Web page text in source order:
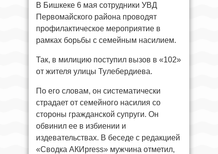
В Бишкеке 6 мая сотрудники УВД
Первомайского района проводят
профилактическое мероприятие в
рамках борьбы с семейным насилием.
Так, в милицию поступил вызов в «102»
от жителя улицы Тулебердиева.
По его словам, он систематически
страдает от семейного насилия со
стороны гражданской супруги. Он
обвинил ее в избиении и
издевательствах. В беседе с редакцией
«Сводка АКИpress» мужчина отметил,